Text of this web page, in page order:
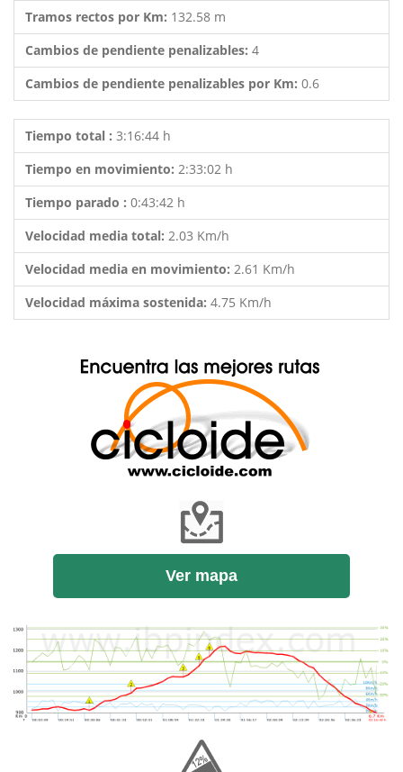
Tramos rectos por Km: 132.58 m
Cambios de pendiente penalizables: 4
Cambios de pendiente penalizables por Km: 0.6
Tiempo total : 3:16:44 h
Tiempo en movimiento: 2:33:02 h
Tiempo parado : 0:43:42 h
Velocidad media total: 2.03 Km/h
Velocidad media en movimiento: 2.61 Km/h
Velocidad máxima sostenida: 4.75 Km/h
Ver mapa